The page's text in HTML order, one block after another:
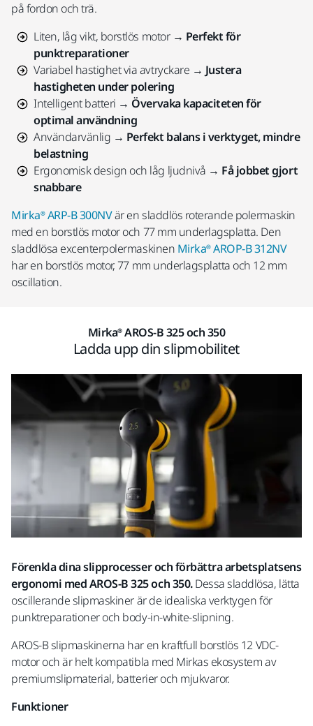
på fordon och trä.
Liten, låg vikt, borstlös motor → Perfekt för
punktreparationer
Variabel hastighet via avtryckare → Justera
hastigheten under polering
Intelligent batteri → Övervaka kapaciteten för
optimal användning
Användarvänlig → Perfekt balans i verktyget, mindre
belastning
Ergonomisk design och låg ljudnivå → Få jobbet gjort
snabbare
Mirka® ARP-B 300NVär en sladdlös roterande polermaskin
med en borstlös motor och 77 mm underlagsplatta. Den
sladdlösa excenterpolermaskinen Mirka® AROP-B 312NV
har en borstlös motor, 77 mm underlagsplatta och 12 mm
oscillation.
Mirka® AROS-B 325 och 350
Ladda upp din slipmobilitet
Förenkla dina slipprocesser och förbättra arbetsplatsens
ergonomi med AROS-B 325 och 350.Dessa sladdlösa, lätta
oscillerande slipmaskiner är de idealiska verktygen för
punktreparationer och body-in-white-slipning.
AROS-B slipmaskinerna har en kraftfull borstlös 12 VDC-
motor och är helt kompatibla med Mirkas ekosystem av
premiumslipmaterial, batterier och mjukvaror.
Funktioner